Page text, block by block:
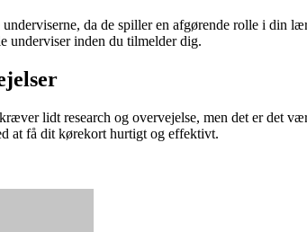
da de spiller en afgørende rolle i din
underviser inden du tilmelder dig.
lidt research og overvejelse, men det er det
at få dit kørekort hurtigt og effektivt.